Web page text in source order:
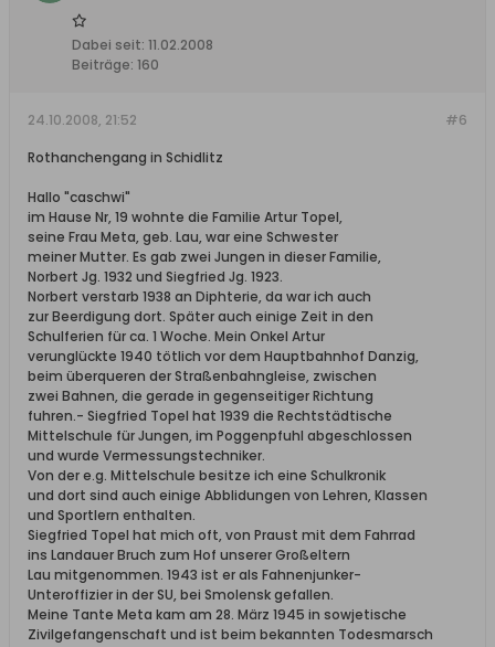
Dabei seit: 11.02.2008
Beiträge: 160
#6
24.10.2008, 21:52
Rothanchengang in Schidlitz
Hallo "caschwi"
im Hause Nr, 19 wohnte die Familie Artur Topel,
seine Frau Meta, geb. Lau, war eine Schwester
meiner Mutter. Es gab zwei Jungen in dieser Familie,
Norbert Jg. 1932 und Siegfried Jg. 1923.
Norbert verstarb 1938 an Diphterie, da war ich auch
zur Beerdigung dort. Später auch einige Zeit in den
Schulferien für ca. 1 Woche. Mein Onkel Artur
verunglückte 1940 tötlich vor dem Hauptbahnhof Danzig,
beim überqueren der Straßenbahngleise, zwischen
zwei Bahnen, die gerade in gegenseitiger Richtung
fuhren.- Siegfried Topel hat 1939 die Rechtstädtische
Mittelschule für Jungen, im Poggenpfuhl abgeschlossen
und wurde Vermessungstechniker.
Von der e.g. Mittelschule besitze ich eine Schulkronik
und dort sind auch einige Abblidungen von Lehren, Klassen
und Sportlern enthalten.
Siegfried Topel hat mich oft, von Praust mit dem Fahrrad
ins Landauer Bruch zum Hof unserer Großeltern
Lau mitgenommen. 1943 ist er als Fahnenjunker-
Unteroffizier in der SU, bei Smolensk gefallen.
Meine Tante Meta kam am 28. März 1945 in sowjetische
Zivilgefangenschaft und ist beim bekannten Todesmarsch